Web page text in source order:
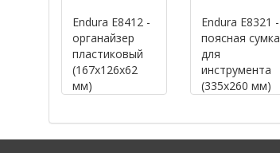
Endura E8412 -
органайзер
пластиковый
(167х126х62
мм)
Endura E8321 -
поясная сумка
для
инструмента
(335x260 мм)